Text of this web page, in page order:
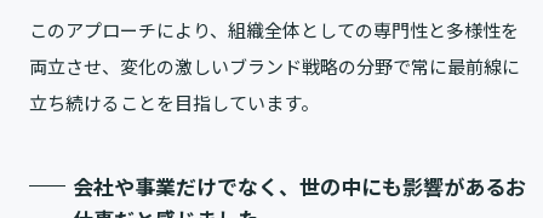
このアプローチにより、組織全体としての専門性と多様性を
両立させ、変化の激しいブランド戦略の分野で常に最前線に
立ち続けることを目指しています。
会社や事業だけでなく、世の中にも影響があるお